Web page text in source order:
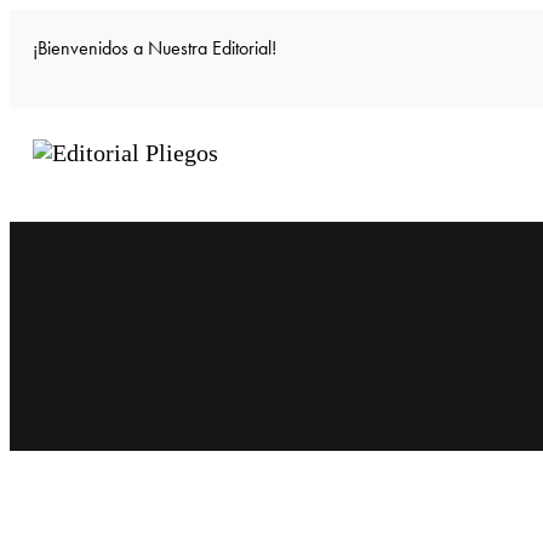
¡Bienvenidos a Nuestra Editorial!